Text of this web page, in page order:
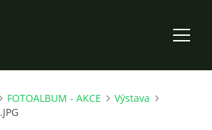
FOTOALBUM - AKCE
Výstava